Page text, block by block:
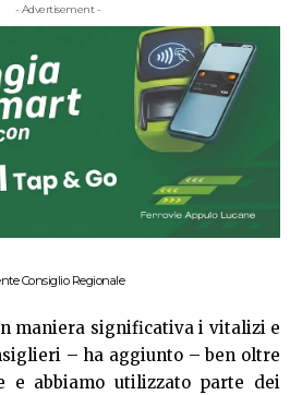
- Advertisement -
Consiglio Regionale
maniera significativa i vitalizi e
– ha aggiunto – ben oltre
e abbiamo utilizzato parte dei